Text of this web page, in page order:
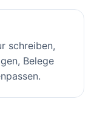
schreiben,
Belege